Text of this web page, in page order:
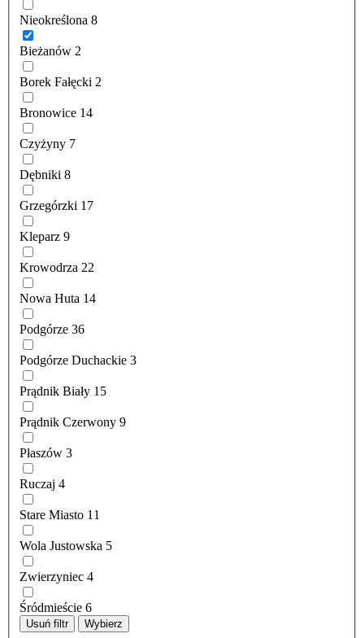
Nieokreślona 8
Bieżanów 2
Borek Fałęcki 2
Bronowice 14
Czyżyny 7
Dębniki 8
Grzegórzki 17
Kleparz 9
Krowodrza 22
Nowa Huta 14
Podgórze 36
Podgórze Duchackie 3
Prądnik Biały 15
Prądnik Czerwony 9
Płaszów 3
Ruczaj 4
Stare Miasto 11
Wola Justowska 5
Zwierzyniec 4
Śródmieście 6
Usuń filtr Wybierz